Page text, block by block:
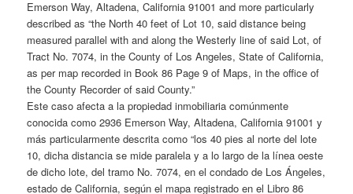
Emerson Way, Altadena, California 91001 and more particularly
described as “the North 40 feet of Lot 10, said distance being
measured parallel with and along the Westerly line of said Lot, of
Tract No. 7074, in the County of Los Angeles, State of California,
as per map recorded in Book 86 Page 9 of Maps, in the office of
the County Recorder of said County.”
Este caso afecta a la propiedad inmobiliaria comúnmente
conocida como 2936 Emerson Way, Altadena, California 91001 y
más particularmente descrita como “los 40 pies al norte del lote
10, dicha distancia se mide paralela y a lo largo de la línea oeste
de dicho lote, del tramo No. 7074, en el condado de Los Ángeles,
estado de California, según el mapa registrado en el Libro 86